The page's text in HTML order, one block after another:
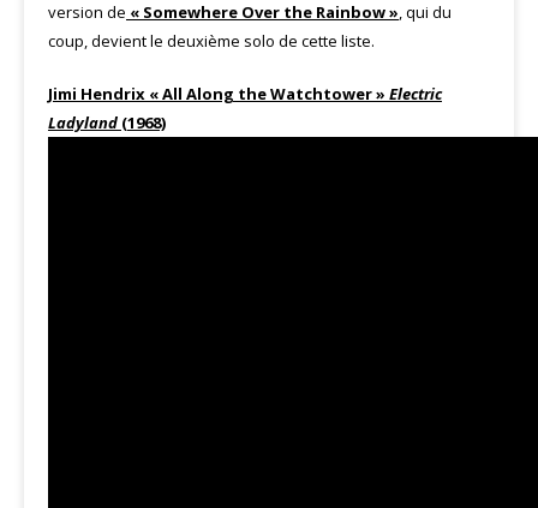
version de « Somewhere Over the Rainbow », qui du
coup, devient le deuxième solo de cette liste.
Jimi Hendrix « All Along the Watchtower » Electric
Ladyland (1968)